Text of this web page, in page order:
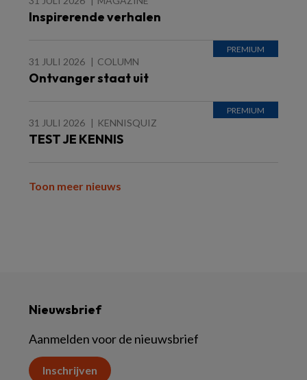
Inspirerende verhalen
31 JULI 2026 COLUMN
Ontvanger staat uit
31 JULI 2026 KENNISQUIZ
TEST JE KENNIS
Toon meer nieuws
Nieuwsbrief
Aanmelden voor de nieuwsbrief
Inschrijven